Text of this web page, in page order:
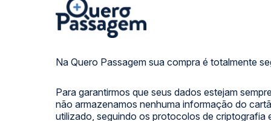
Na Quero Passagem sua compra é totalmente
Para garantirmos que seus dados estejam
não armazenamos nenhuma informação do
utilizado, seguindo os protocolos de criptografia